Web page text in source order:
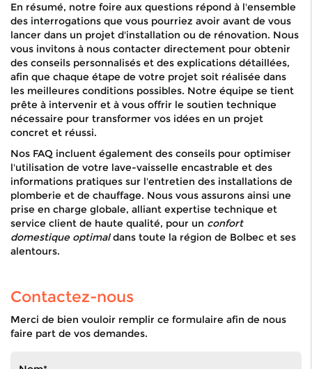
En résumé, notre foire aux questions répond à l'ensemble
des interrogations que vous pourriez avoir avant de vous
lancer dans un projet d'installation ou de rénovation. Nous
vous invitons à nous contacter directement pour obtenir
des conseils personnalisés et des explications détaillées,
afin que chaque étape de votre projet soit réalisée dans
les meilleures conditions possibles. Notre équipe se tient
prête à intervenir et à vous offrir le soutien technique
nécessaire pour transformer vos idées en un projet
concret et réussi.
Nos FAQ incluent également des conseils pour optimiser
l'utilisation de votre lave-vaisselle encastrable et des
informations pratiques sur l'entretien des installations de
plomberie et de chauffage. Nous vous assurons ainsi une
prise en charge globale, alliant expertise technique et
service client de haute qualité, pour un confort
domestique optimaldans toute la région de Bolbec et ses
alentours.
Contactez-nous
Merci de bien vouloir remplir ce formulaire afin de nous
faire part de vos demandes.